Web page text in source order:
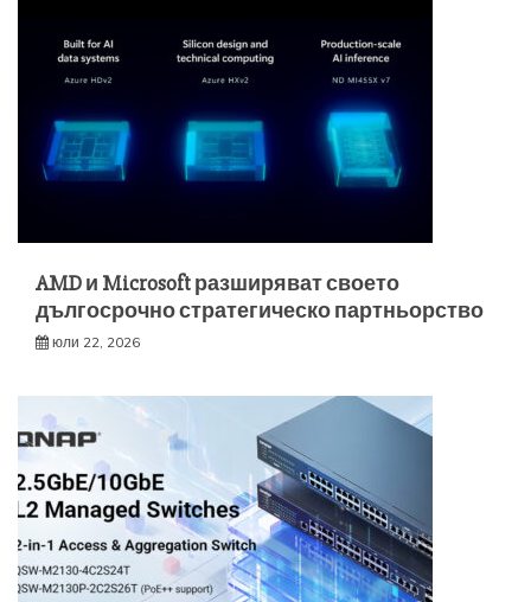
AMD и Microsoft разширяват своето
дългосрочно стратегическо партньорство
юли 22, 2026